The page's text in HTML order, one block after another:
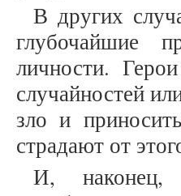
В других
глубочайшие
личности.
случайностей
зло и
страдают от
И, наконец,